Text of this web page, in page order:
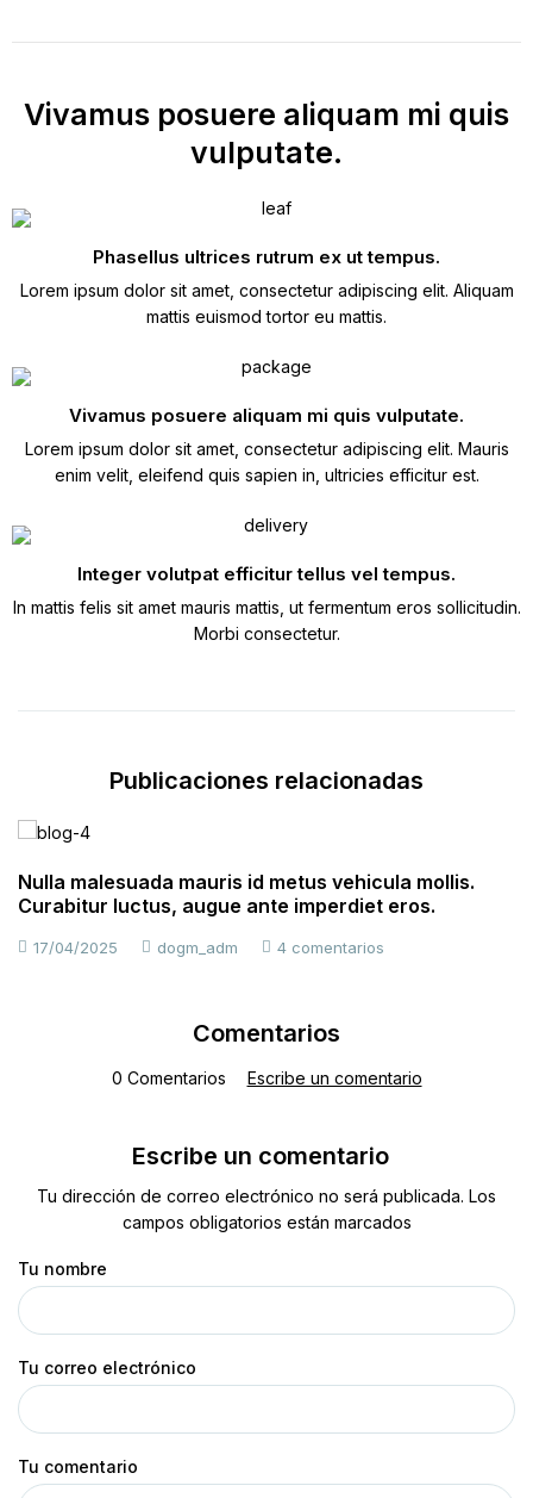
Vivamus posuere aliquam mi quis
vulputate.
Phasellus ultrices rutrum ex ut tempus.
Lorem ipsum dolor sit amet, consectetur adipiscing elit. Aliquam
mattis euismod tortor eu mattis.
Vivamus posuere aliquam mi quis vulputate.
Lorem ipsum dolor sit amet, consectetur adipiscing elit. Mauris
enim velit, eleifend quis sapien in, ultricies efficitur est.
Integer volutpat efficitur tellus vel tempus.
In mattis felis sit amet mauris mattis, ut fermentum eros sollicitudin.
Morbi consectetur.
Publicaciones relacionadas
Nulla malesuada mauris id metus vehicula mollis.
Curabitur luctus, augue ante imperdiet eros.
17/04/2025 dogm_adm 4 comentarios
Comentarios
0 Comentarios Escribe un comentario
Escribe un comentario
Tu dirección de correo electrónico no será publicada. Los
campos obligatorios están marcados
Tu nombre
Tu correo electrónico
Tu comentario